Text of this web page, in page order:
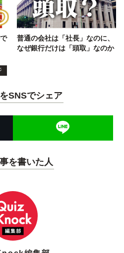
普通の会社は「社長」なのに、
なぜ銀行だけは「頭取」なのか
SNSでシェア
を書いた人